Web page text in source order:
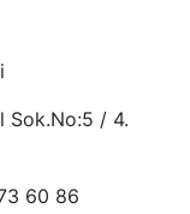
Sok.No:5 / 4.
60 86